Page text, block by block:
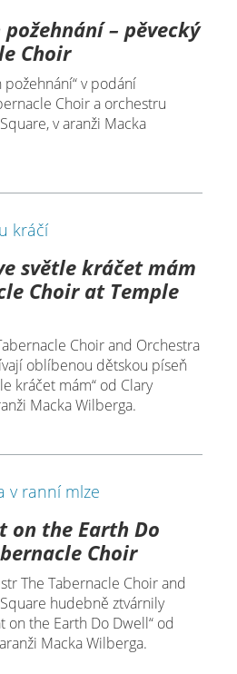
– pěvecký
Choir
požehnání“ v podání
Choir a orchestru
v aranži Macka
světle kráčet mám
Choir at Temple
Choir and Orchestra
oblíbenou dětskou píseň
kráčet mám“ od Clary
Macka Wilberga.
on the Earth Do
Choir
The Tabernacle Choir and
hudebně ztvárnily
on the Earth Do Dwell“ od
Macka Wilberga.